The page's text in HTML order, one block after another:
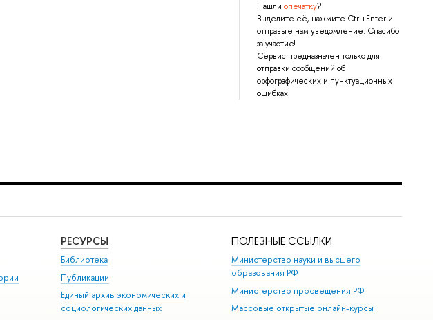
Нашли опечатку?
Выделите её, нажмите Ctrl+Enter и
отправьте нам уведомление. Спасибо
за участие!
Сервис предназначен только для
отправки сообщений об
орфографических и пунктуационных
ошибках.
РЕСУРСЫ
Библиотека
Публикации
Единый архив экономических и
социологических данных
ПОЛЕЗНЫЕ ССЫЛКИ
Министерство науки и высшего
образования РФ
Министерство просвещения РФ
Массовые открытые онлайн-курсы